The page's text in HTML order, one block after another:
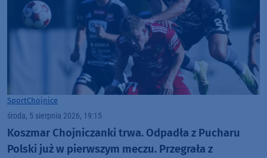
SportChojnice
środa, 5 sierpnia 2026, 19:15
Koszmar Chojniczanki trwa. Odpadła z Pucharu
Polski już w pierwszym meczu. Przegrała z